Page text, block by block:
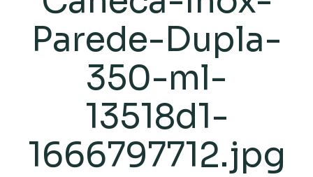
Parede-Dupla-
350-ml-
13518d1-
1666797712.jpg